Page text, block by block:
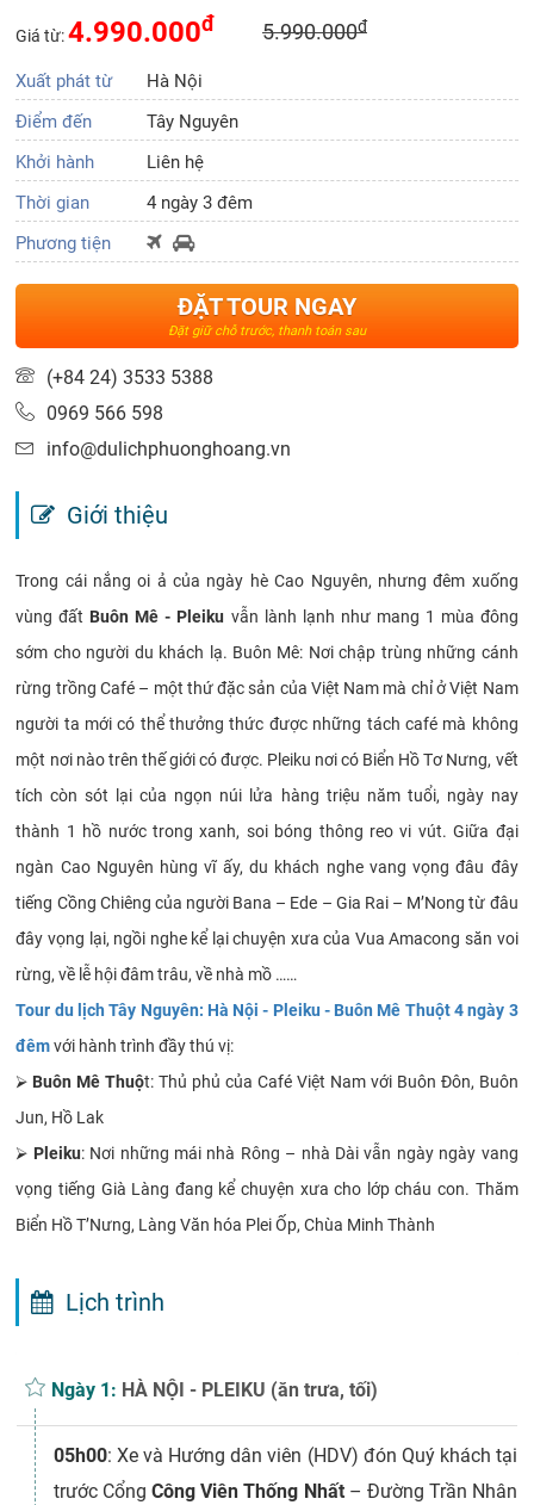
Giá từ:4.990.000đ 5.990.000đ
Xuất phát từ
Hà Nội
Điểm đến
Tây Nguyên
Khởi hành
Liên hệ
Thời gian
4 ngày 3 đêm
Phương tiện
ĐẶT TOUR NGAY
Đặt giữ chỗ trước, thanh toán sau
(+84 24) 3533 5388
0969 566 598
info@dulichphuonghoang.vn
Giới thiệu
Trong cái nắng oi ả của ngày hè Cao Nguyên, nhưng đêm xuống
vùng đất Buôn Mê - Pleiku vẫn lành lạnh như mang 1 mùa đông
sớm cho người du khách lạ. Buôn Mê: Nơi chập trùng những cánh
rừng trồng Café – một thứ đặc sản của Việt Nam mà chỉ ở Việt Nam
người ta mới có thể thưởng thức được những tách café mà không
một nơi nào trên thế giới có được. Pleiku nơi có Biển Hồ Tơ Nưng, vết
tích còn sót lại của ngọn núi lửa hàng triệu năm tuổi, ngày nay
thành 1 hồ nước trong xanh, soi bóng thông reo vi vút. Giữa đại
ngàn Cao Nguyên hùng vĩ ấy, du khách nghe vang vọng đâu đây
tiếng Cồng Chiêng của người Bana – Ede – Gia Rai – M’Nong từ đâu
đây vọng lại, ngồi nghe kể lại chuyện xưa của Vua Amacong săn voi
rừng, về lễ hội đâm trâu, về nhà mồ ……
Tour du lịch Tây Nguyên: Hà Nội - Pleiku - Buôn Mê Thuột 4 ngày 3
đêmvới hành trình đầy thú vị:
⮚ Buôn Mê Thuột: Thủ phủ của Café Việt Nam với Buôn Đôn, Buôn
Jun, Hồ Lak
⮚ Pleiku: Nơi những mái nhà Rông – nhà Dài vẫn ngày ngày vang
vọng tiếng Già Làng đang kể chuyện xưa cho lớp cháu con. Thăm
Biển Hồ T’Nưng, Làng Văn hóa Plei Ốp, Chùa Minh Thành
Lịch trình
Ngày 1: HÀ NỘI - PLEIKU (ăn trưa, tối)
05h00: Xe và Hướng dân viên (HDV) đón Quý khách tại
trước CổngCông Viên Thống Nhất– Đường Trần Nhân